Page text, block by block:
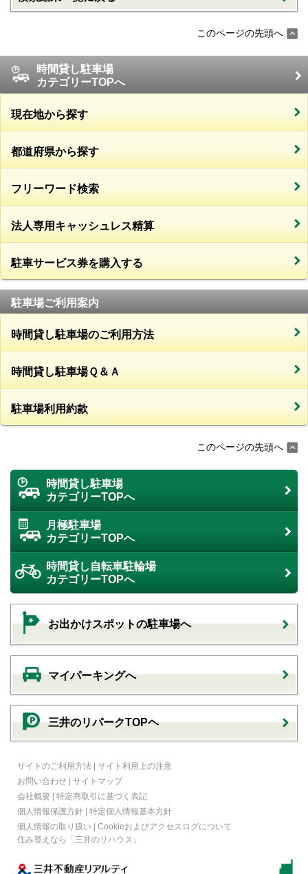
このページの先頭へ
時間貸し駐車場
カテゴリーTOPへ
現在地から探す
都道府県から探す
フリーワード検索
法人専用キャッシュレス精算
駐車サービス券を購入する
駐車場ご利用案内
時間貸し駐車場のご利用方法
時間貸し駐車場Ｑ＆Ａ
駐車場利用約款
このページの先頭へ
時間貸し駐車場
カテゴリーTOPへ
月極駐車場
カテゴリーTOPへ
時間貸し自転車駐輪場
カテゴリーTOPへ
お出かけスポットの駐車場へ
マイパーキングへ
三井のリパークTOPヘ
サイトのご利用方法 | サイト利用上の注意
お問い合わせ | サイトマップ
会社概要 | 特定商取引に基づく表記
個人情報保護方針 | 特定個人情報基本方針
個人情報の取り扱い | Cookieおよびアクセスログについて
住み替えなら
「三井のリハウス」